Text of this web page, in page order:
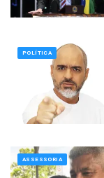
POLÍTICA
ASSESSORIA